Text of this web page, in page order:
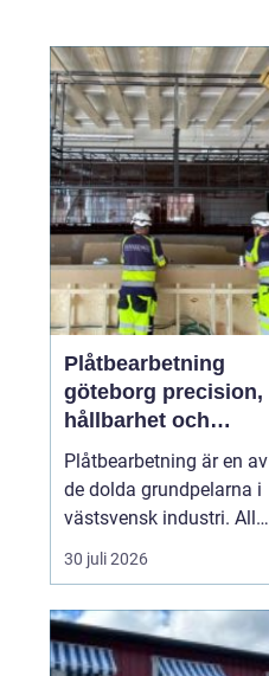
arbetsmarknaden eller
en naturlig utveckling i
ett jobb inom transport
och logistik. I Uddevalla
finns goda mö...
Plåtbearbetning
göteborg precision,
hållbarhet och
smarta lösningar
Plåtbearbetning är en av
de dolda grundpelarna i
västsvensk industri. Allt
från marina
anläggningar längs
maskiner, räcken i
offentliga miljöer och
30 juli 2026